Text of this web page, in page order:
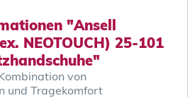
"Ansell
NEOTOUCH) 25-101
von
und Tragekomfort